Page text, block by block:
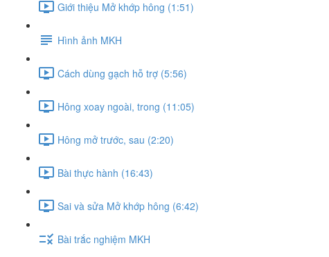
Giới thiệu Mở khớp hông (1:51)
Hình ảnh MKH
Cách dùng gạch hỗ trợ (5:56)
Hông xoay ngoài, trong (11:05)
Hông mở trước, sau (2:20)
Bài thực hành (16:43)
Sai và sửa Mở khớp hông (6:42)
Bài trắc nghiệm MKH